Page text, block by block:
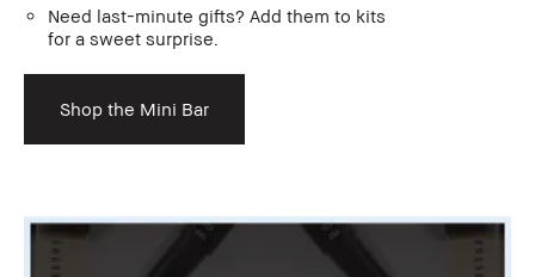
Need last-minute gifts? Add them to kits
for a sweet surprise.
Shop the Mini Bar